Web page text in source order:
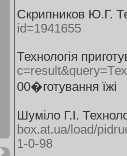
Скрипников Ю.Г.
id=1941655
Технологія
00�готування їжі
Шуміло Г.І.
box.at.ua/load/
1-0-98